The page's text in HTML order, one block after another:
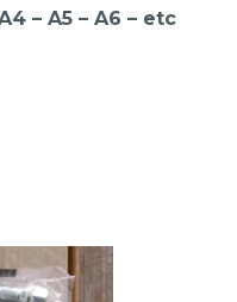
– A5 – A6 – etc